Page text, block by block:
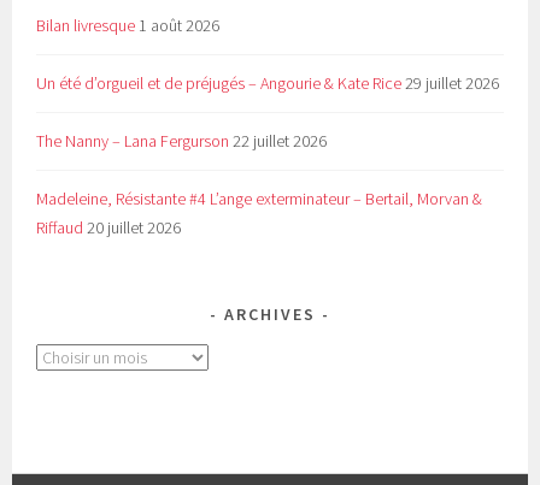
Bilan livresque 1 août 2026
Un été d’orgueil et de préjugés – Angourie & Kate Rice29 juillet 2026
The Nanny – Lana Fergurson 22 juillet 2026
Madeleine, Résistante #4 L’ange exterminateur – Bertail, Morvan &
Riffaud 20 juillet 2026
ARCHIVES
Archives